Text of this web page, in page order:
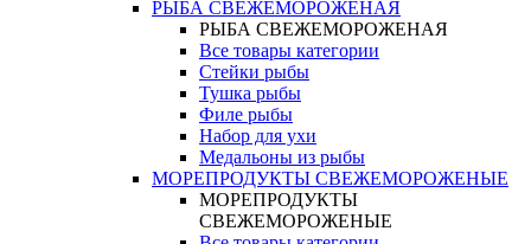
РЫБА СВЕЖЕМОРОЖЕНАЯ
РЫБА СВЕЖЕМОРОЖЕНАЯ
Все товары категории
Стейки рыбы
Тушка рыбы
Филе рыбы
Набор для ухи
Медальоны из рыбы
МОРЕПРОДУКТЫ СВЕЖЕМОРОЖЕНЫЕ
МОРЕПРОДУКТЫ
СВЕЖЕМОРОЖЕНЫЕ